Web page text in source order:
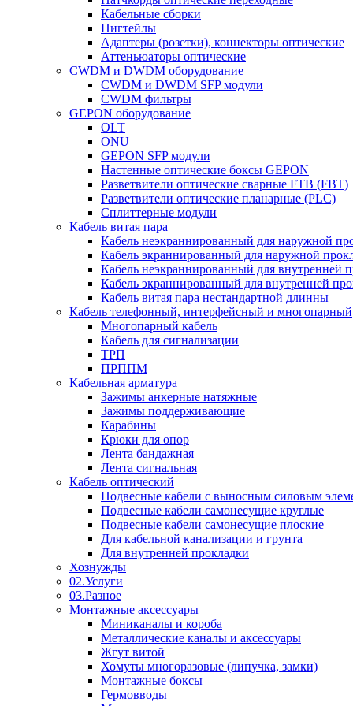
Кабельные сборки
Пигтейлы
Адаптеры (розетки), коннекторы оптические
Аттеньюаторы оптические
CWDM и DWDM оборудование
CWDM и DWDM SFP модули
CWDM фильтры
GEPON оборудование
OLT
ONU
GEPON SFP модули
Настенные оптические боксы GEPON
Разветвители оптические сварные FTB (FBT)
Разветвители оптические планарные (PLC)
Сплиттерные модули
Кабель витая пара
Кабель неэкраннированный для наружной
Кабель экраннированный для наружной
Кабель неэкраннированный для внутренней
Кабель экраннированный для внутренней
Кабель витая пара нестандартной длинны
Кабель телефонный, интерфейсный и многопарный
Многопарный кабель
Кабель для сигнализации
ТРП
ПРППМ
Кабельная арматура
Зажимы анкерные натяжные
Зажимы поддерживающие
Карабины
Крюки для опор
Лента бандажная
Лента сигнальная
Кабель оптический
Подвесные кабели с выносным силовым
Подвесные кабели самонесущие круглые
Подвесные кабели самонесущие плоские
Для кабельной канализации и грунта
Для внутренней прокладки
Хознужды
02.Услуги
03.Разное
Монтажные аксессуары
Миниканалы и короба
Металлические каналы и аксессуары
Жгут витой
Хомуты многоразовые (липучка, замки)
Монтажные боксы
Гермовводы